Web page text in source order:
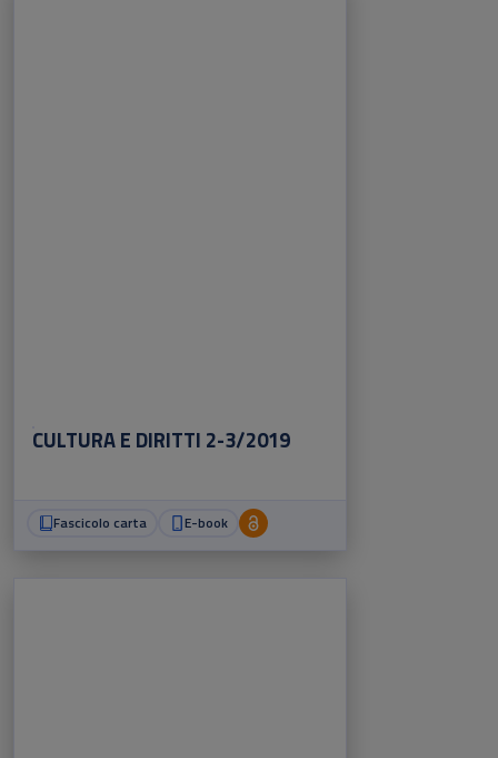
CULTURA E DIRITTI 2-3/2019
Fascicolo carta E-book